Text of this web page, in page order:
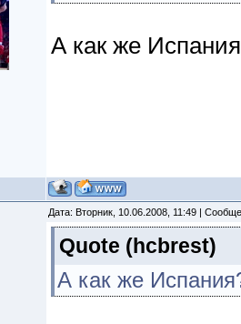
А как же
Дата: Вторник, 10.06.2008, 11:49 |
Quote (hcbrest)
А как же